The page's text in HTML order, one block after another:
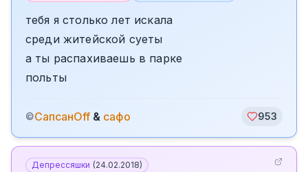
тебя я столько лет искала
среди житейской суеты
а ты распахиваешь в парке
польты
©СапсанOff & сафо 953
Депрессяшки (24.02.2018)